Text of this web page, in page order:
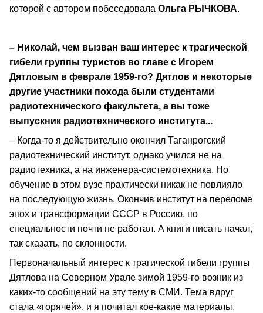
которой с автором побеседовала Ольга РЫЧКОВА.
– Николай, чем вызван ваш интерес к трагической
гибели группы туристов во главе с Игорем
Дятловым в феврале 1959-го? Дятлов и некоторые
другие участники похода были студентами
радиотехнического факультета, а вы тоже
выпускник радиотехнического института...
– Когда-то я действительно окончил Таганрогский
радиотехнический институт, однако учился не на
радиотехника, а на инженера-системотехника. Но
обучение в этом вузе практически никак не повлияло
на последующую жизнь. Окончив институт на переломе
эпох и трансформации СССР в Россию, по
специальности почти не работал. А книги писать начал,
так сказать, по склонности.
Первоначальный интерес к трагической гибели группы
Дятлова на Северном Урале зимой 1959-го возник из
каких-то сообщений на эту тему в СМИ. Тема вдруг
стала «горячей», и я почитал кое-какие материалы,